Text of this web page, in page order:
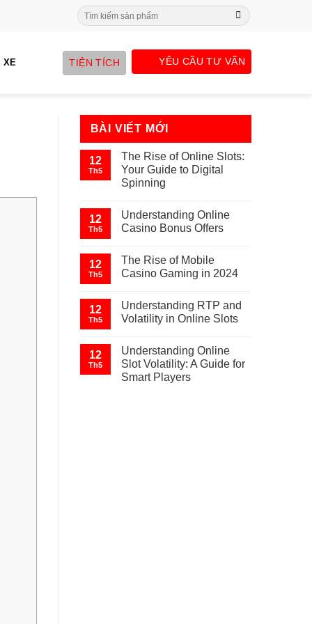
Search
for:
XE TIỆN TÍCH YÊU CẦU TƯ VẤN
BÀI VIẾT MỚI
12
Th5
The Rise of Online Slots:
Your Guide to Digital
Spinning
12
Th5
Understanding Online
Casino Bonus Offers
12
Th5
The Rise of Mobile
Casino Gaming in 2024
12
Th5
Understanding RTP and
Volatility in Online Slots
12
Th5
Understanding Online
Slot Volatility: A Guide for
Smart Players